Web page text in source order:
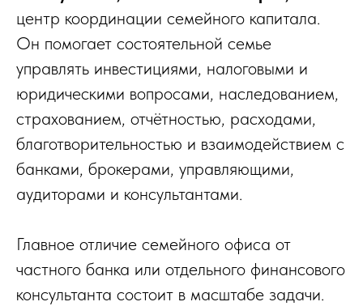
центр координации семейного капитала.
Он помогает состоятельной семье
управлять инвестициями, налоговыми и
юридическими вопросами, наследованием,
страхованием, отчётностью, расходами,
благотворительностью и взаимодействием с
банками, брокерами, управляющими,
аудиторами и консультантами.
Главное отличие семейного офиса от
частного банка или отдельного финансового
консультанта состоит в масштабе задачи.